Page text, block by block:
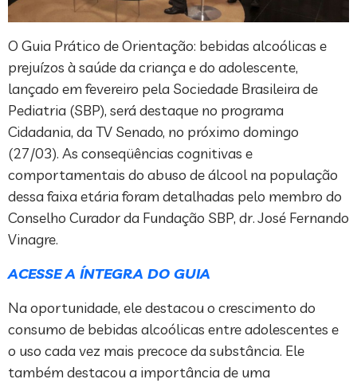
O Guia Prático de Orientação: bebidas alcoólicas e
prejuízos à saúde da criança e do adolescente,
lançado em fevereiro pela Sociedade Brasileira de
Pediatria (SBP), será destaque no programa
Cidadania, da TV Senado, no próximo domingo
(27/03). As conseqüências cognitivas e
comportamentais do abuso de álcool na população
dessa faixa etária foram detalhadas pelo membro do
Conselho Curador da Fundação SBP, dr. José Fernando
Vinagre.
ACESSE A ÍNTEGRA DO GUIA
Na oportunidade, ele destacou o crescimento do
consumo de bebidas alcoólicas entre adolescentes e
o uso cada vez mais precoce da substância. Ele
também destacou a importância de uma